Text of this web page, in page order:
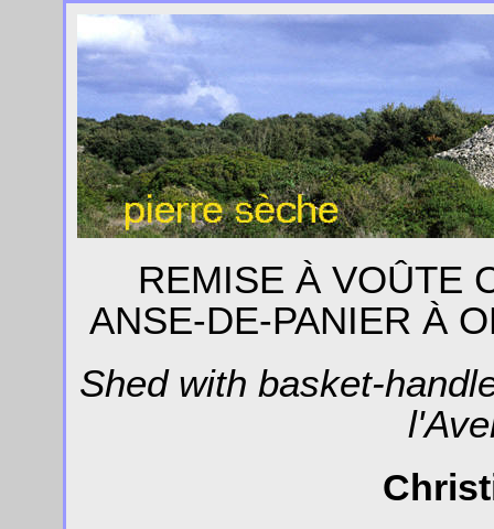
REMISE À VOÛTE
ANSE-DE-PANIER À
Shed with basket-